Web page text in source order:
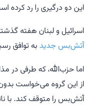
این دو درگیری را رد کرده
اسرائیل و لبنان هفته
آتش‌بس جدید به توافق
اما حزب‌الله، که طرفی در
از این گروه می‌خواست
آتش‌بس را متوقف کند. با